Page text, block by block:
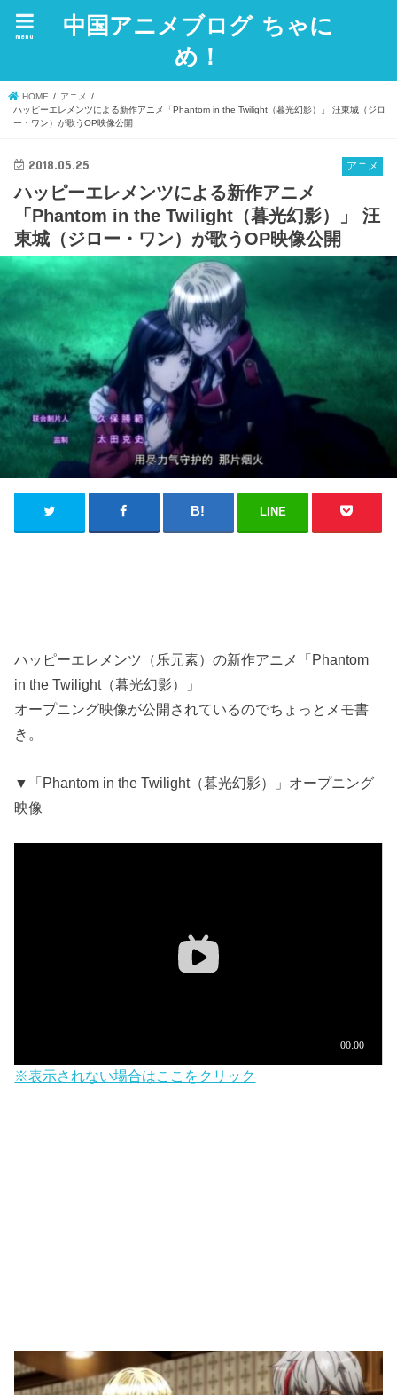
中国アニメブログ ちゃに
め！
menu
HOME
アニメ
ハッピーエレメンツによる新作アニメ「Phantom in the Twilight（暮光幻影）」 汪東城（ジロ
ー・ワン）が歌うOP映像公開
アニメ
2018.05.25
ハッピーエレメンツによる新作アニメ
「Phantom in the Twilight（暮光幻影）」 汪
東城（ジロー・ワン）が歌うOP映像公開
LINE
ハッピーエレメンツ（乐元素）の新作アニメ「Phantom
in the Twilight（暮光幻影）」
オープニング映像が公開されているのでちょっとメモ書
き。
▼「Phantom in the Twilight（暮光幻影）」オープニング
映像
※表示されない場合はここをクリック